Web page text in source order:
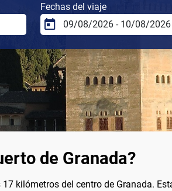
Fechas del viaje
de Granada?
kilómetros del centro de Granada.